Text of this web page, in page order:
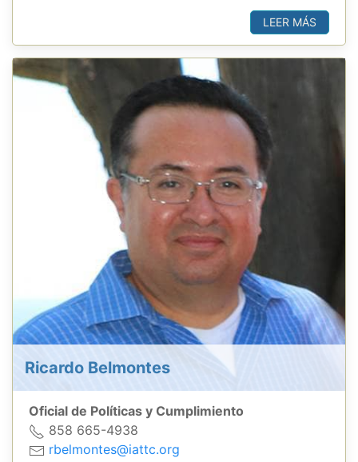
LEER MÁS
Ricardo Belmontes
Oficial de Políticas y Cumplimiento
858 665-4938
rbelmontes@iattc.org